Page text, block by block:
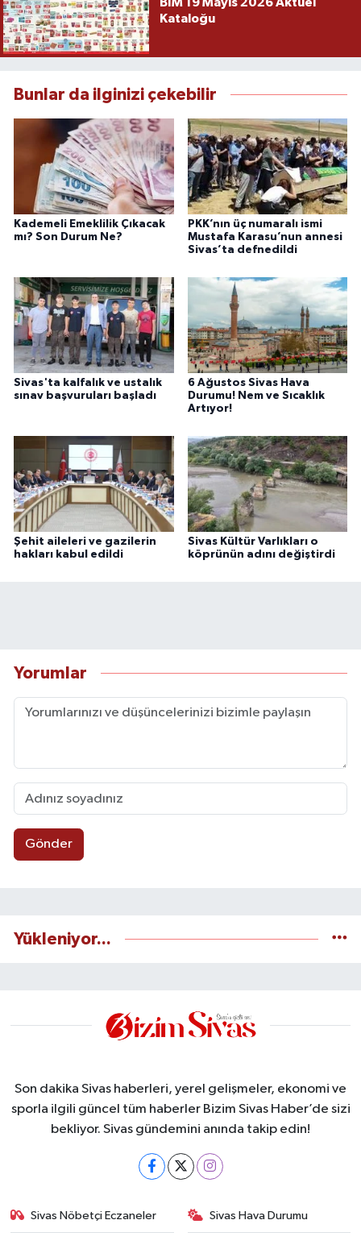
Kataloğu
Bunlar da ilginizi çekebilir
Kademeli Emeklilik Çıkacak
mı? Son Durum Ne?
PKK’nın üç numaralı ismi
Mustafa Karasu’nun annesi
Sivas’ta defnedildi
Sivas'ta kalfalık ve ustalık
sınav başvuruları başladı
6 Ağustos Sivas Hava
Durumu! Nem ve Sıcaklık
Artıyor!
Şehit aileleri ve gazilerin
hakları kabul edildi
Sivas Kültür Varlıkları o
köprünün adını değiştirdi
Yorumlar
Gönder
Yükleniyor...
Son dakika Sivas haberleri, yerel gelişmeler, ekonomi ve
sporla ilgili güncel tüm haberler Bizim Sivas Haber’de sizi
bekliyor. Sivas gündemini anında takip edin!
Sivas Nöbetçi Eczaneler Sivas Hava Durumu